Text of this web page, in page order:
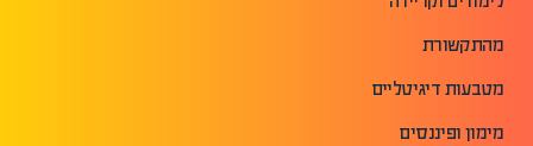
מהתקשורת
מטבעות דיגיטליים
מימון ופיננסים